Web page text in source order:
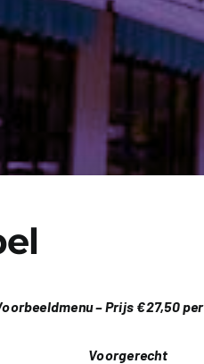
– Prijs €27,50
Voorgerecht